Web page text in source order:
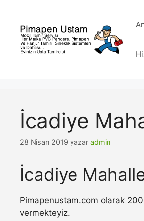
İcadiye
28 Nisan 2019 yazar admin
İcadiye
Pimapenustam.com olarak
vermekteyiz.